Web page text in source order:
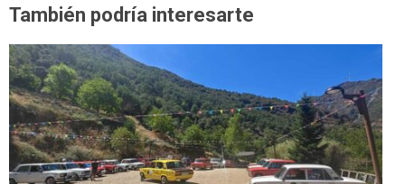
También podría interesarte